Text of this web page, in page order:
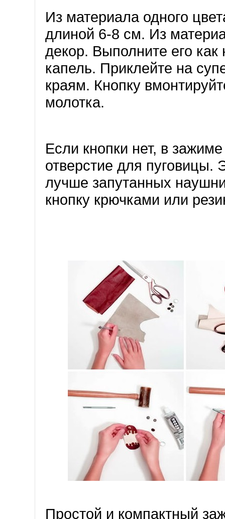
Из материала одного
длиной 6-8 см. Из
декор. Выполните его
капель. Приклейте на
краям. Кнопку
молотка.
Если кнопки нет, в
отверстие для пуговицы.
лучше запутанных
кнопку крючками или
Простой и компактный